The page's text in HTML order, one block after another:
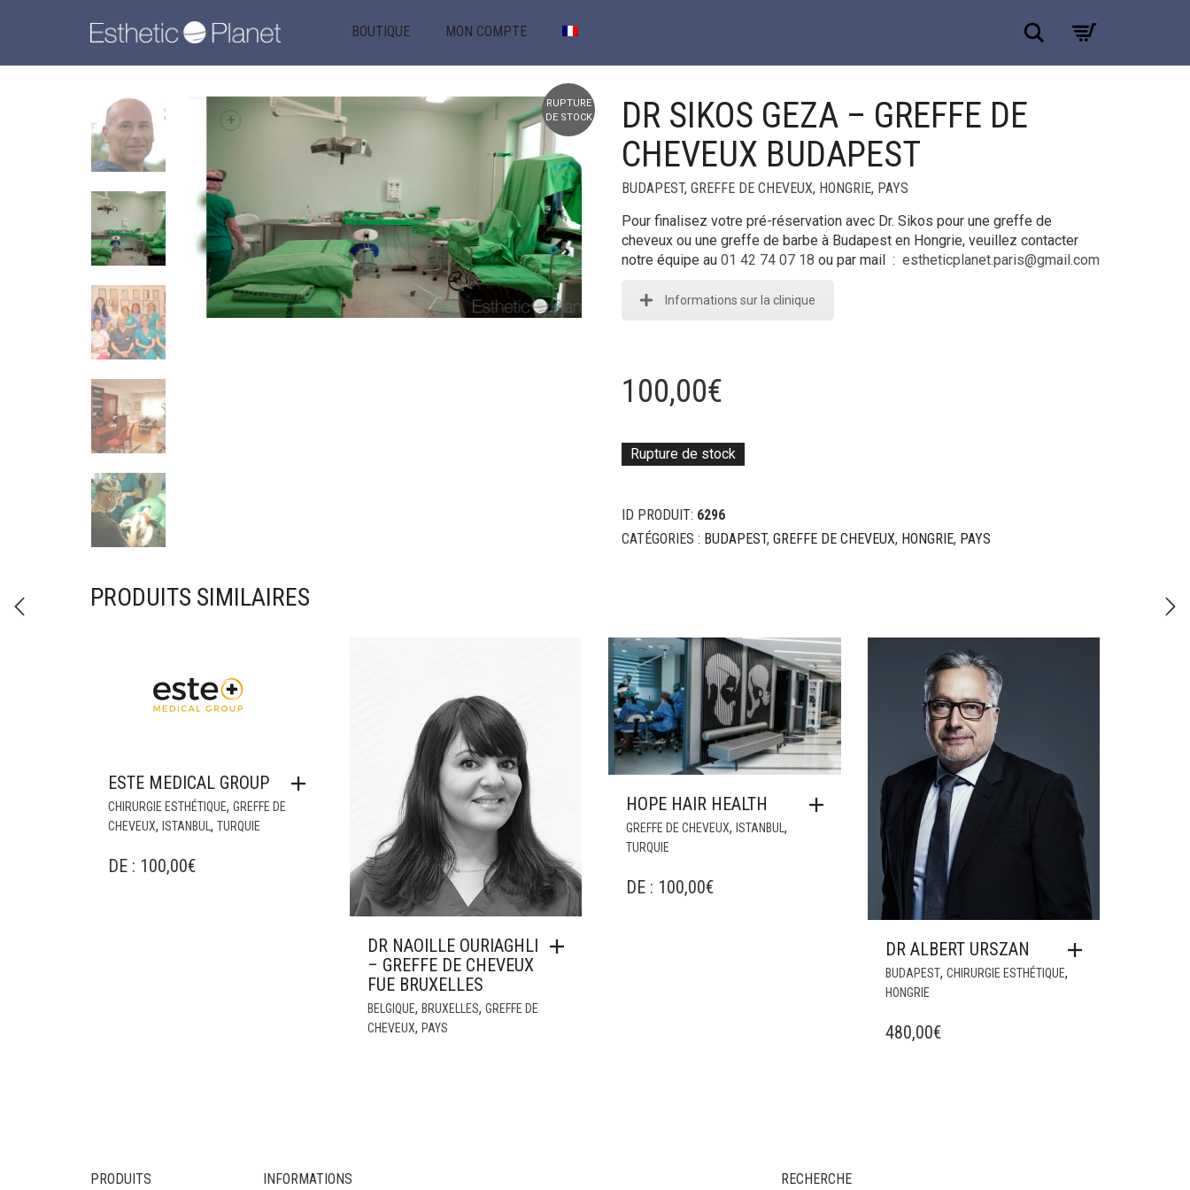
BOUTIQUE MON COMPTE Recherche
RUPTURE
DE STOCK
+
DR SIKOS GEZA – GREFFE DE
CHEVEUX BUDAPEST
BUDAPEST, GREFFE DE CHEVEUX, HONGRIE, PAYS
Pour finalisez votre pré-réservation avec Dr. Sikos pour une greffe de
cheveux ou une greffe de barbe à Budapest en Hongrie, veuillez contacter
notre équipe au 01 42 74 07 18 ou par mail : estheticplanet.paris@gmail.com
Informations sur la clinique
100,00€
Rupture de stock
ID PRODUIT: 6296
CATÉGORIES : BUDAPEST, GREFFE DE CHEVEUX, HONGRIE, PAYS
PRODUITS SIMILAIRES
ESTE MEDICAL GROUP
CHIRURGIE ESTHÉTIQUE, GREFFE DE
CHEVEUX, ISTANBUL , TURQUIE
DE : 100,00€
DR NAOILLE OURIAGHLI
– GREFFE DE CHEVEUX
FUE BRUXELLES
BELGIQUE, BRUXELLES, GREFFE DE
CHEVEUX, PAYS
HOPE HAIR HEALTH
GREFFE DE CHEVEUX, ISTANBUL,
TURQUIE
DE : 100,00€
DR ALBERT URSZAN
BUDAPEST, CHIRURGIE ESTHÉTIQUE,
HONGRIE
480,00€
PRODUITS INFORMATIONS RECHERCHE